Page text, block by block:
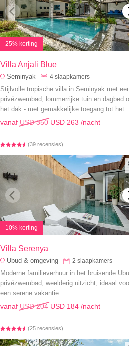
25% korting
Villa Anjali Blue
Seminyak 4 slaapkamers
Stijlvolle tropische villa in Seminyak met
privézwembad, lommerrijke tuin en dagbed
het dak - met gemakkelijke toegang tot het
strand en een gastvrije sfeer.
vanaf USD 350 USD 263 /nacht
(39 recensies)
10% korting
Villa Serenya
Ubud & omgeving 2 slaapkamers
Moderne familieverhuur in het bruisende
privézwembad, weelderig uitzicht, ideaal
een serene vakantie.
vanaf USD 204 USD 184/nacht
(25 recensies)